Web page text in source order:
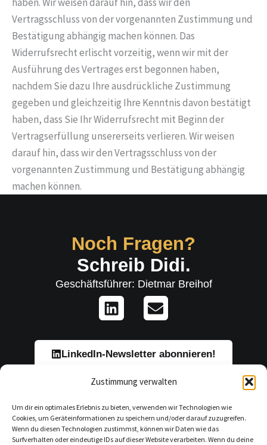
Zustimmung verwalten
Um dir ein optimales Erlebnis zu bieten, verwenden wir Technologien wie
Cookies, um Geräteinformationen zu speichern und/oder darauf zuzugreifen.
Wenn du diesen Technologien zustimmst, können wir Daten wie das
Surfverhalten oder eindeutige IDs auf dieser Website verarbeiten. Wenn du deine
Vertragsschluss von der vorgenannten Zustimmung und
Bestätigung abhängig machen können. Das
Widerrufsrecht erlischt vorzeitig, wenn wir mit der
Ausführung des Vertrages erst begonnen haben,
nachdem Sie dazu Ihre ausdrückliche Zustimmung
gegeben und gleichzeitig Ihre Kenntnis davon bestätigt
haben, dass Sie Ihr Widerrufsrecht mit Beginn der
Vertragserfüllung unsererseits verlieren. Wir weisen
darauf hin, dass wir den Vertragsschluss von der
vorgenannten Zustimmung und Bestätigung abhängig
machen können.
Noch Fragen?
Schreib Didi.
Geschäftsführer: Dietmar Breihof
L
i
n
k
e
i
n
E
n
v
e
l
o
p
e
LinkedIn-Newsletter abonnieren!